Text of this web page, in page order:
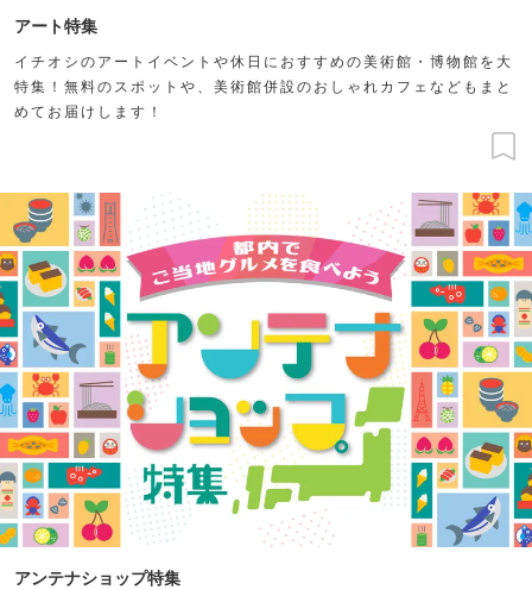
アート特集
イチオシのアートイベントや休日におすすめの美術館・博物館を大
特集！無料のスポットや、美術館併設のおしゃれカフェなどもまと
めてお届けします！
アンテナショップ特集